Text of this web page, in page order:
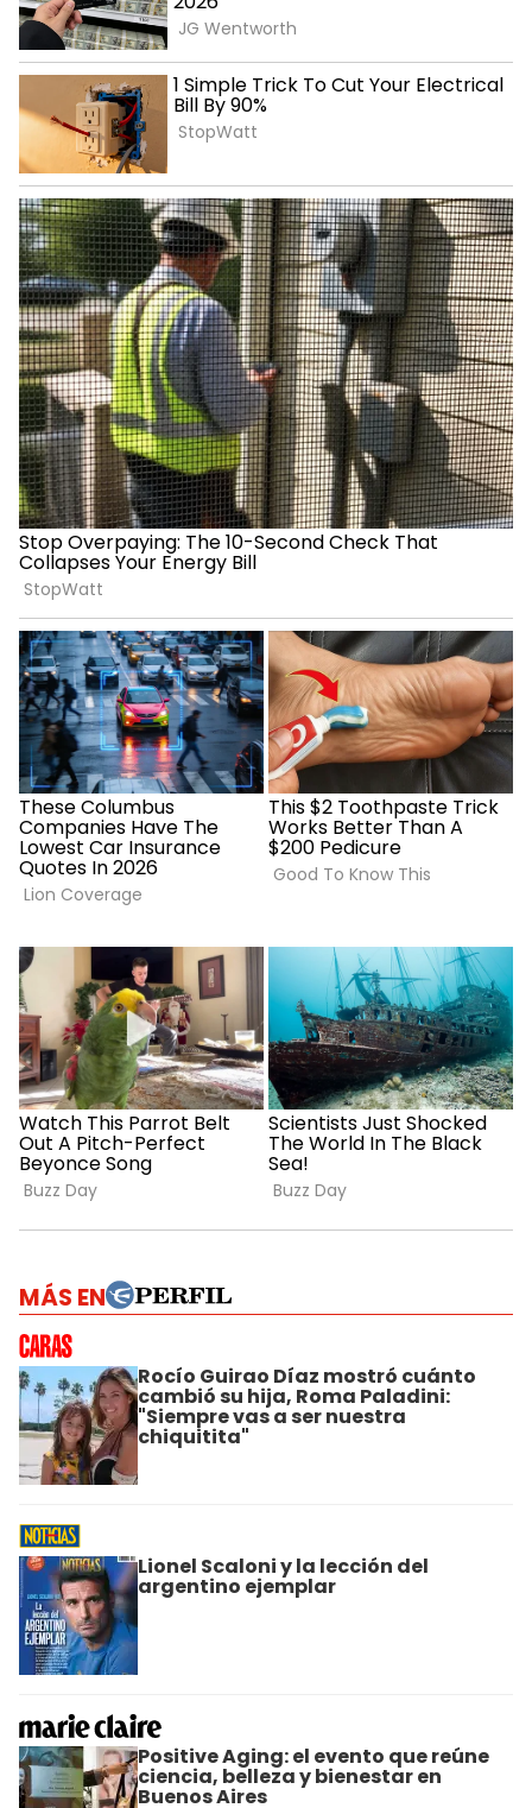
MÁS EN
Rocío Guirao Díaz mostró cuánto
cambió su hija, Roma Paladini:
"Siempre vas a ser nuestra
chiquitita"
Lionel Scaloni y la lección del
argentino ejemplar
Positive Aging: el evento que reúne
ciencia, belleza y bienestar en
Buenos Aires